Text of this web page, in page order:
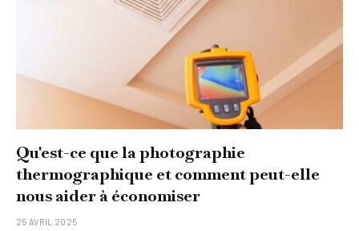
Qu'est-ce que la photographie
thermographique et comment peut-elle
nous aider à économiser
25 AVRIL 2025